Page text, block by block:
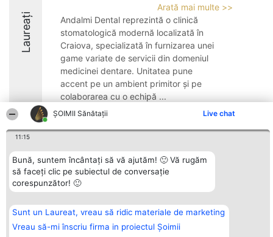
ŞOIMII Sănătații Live chat
11:15
Bună, suntem încântați să vă ajutăm! 🙂 Vă rugăm
să faceți clic pe subiectul de conversație
corespunzător! 🙂
Sunt un Laureat, vreau să ridic materiale de marketing
Vreau să-mi înscriu firma in proiectul Șoimii
Laureați
Arată mai multe >>
Andalmi Dental reprezintă o clinică
stomatologică modernă localizată în
Craiova, specializată în furnizarea unei
game variate de servicii din domeniul
medicinei dentare. Unitatea pune
accent pe un ambient primitor și pe
colaborarea cu o echipă ...
9.6
Organizator Ranking
BRIGHT SOLUTIONS BR SRL
Aleea Timisul De Sus 2 Bl. A30
Sc. A Et. 4 Ap. 13 Cod 061952
CUI 36737675
tel: +40 770 990 492
Plebiscyt
Câștigătorii
Statut
Politica de
confidențialitate
Contact